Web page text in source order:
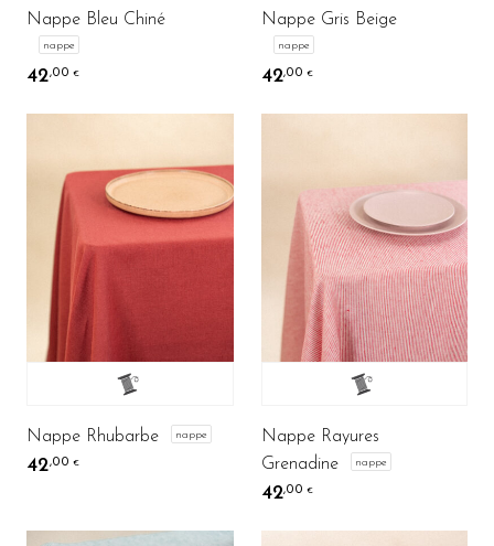
Nappe Bleu Chiné
nappe
42,00 €
Nappe Gris Beige
nappe
42,00€
Nappe Rhubarbe nappe
42,00 €
Nappe Rayures
Grenadine
nappe
42,00€